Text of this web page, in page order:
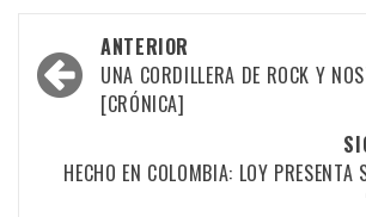
Navegación
por
entradas
ANTERIOR
UNA CORDILLERA DE ROCK Y
[CRÓNICA]
HECHO EN COLOMBIA: LOY PRESENTA